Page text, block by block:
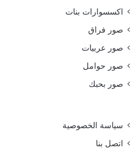
اكسسوارات بنات
صور فراق
صور عربيات
صور حوامل
صور بحبك
سياسة الخصوصية
اتصل بنا